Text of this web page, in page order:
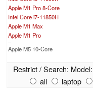
Apple M1 Pro 8-Core
Intel Core i7-11850H
Apple M1 Max
Apple M1 Pro
...
Apple M5 10-Core
Restrict / Search: Model:
all
laptop